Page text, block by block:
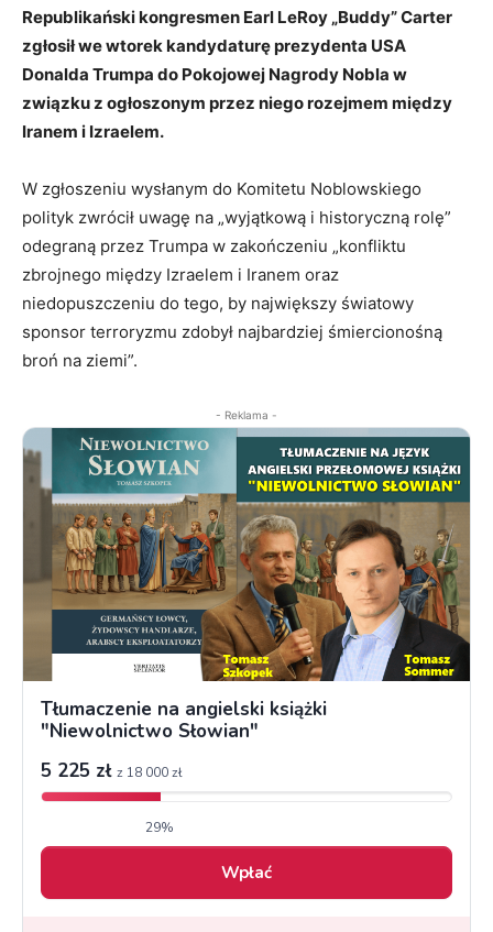
Republikański kongresmen Earl LeRoy „Buddy” Carter
zgłosił we wtorek kandydaturę prezydenta USA
Donalda Trumpa do Pokojowej Nagrody Nobla w
związku z ogłoszonym przez niego rozejmem między
Iranem i Izraelem.
W zgłoszeniu wysłanym do Komitetu Noblowskiego
polityk zwrócił uwagę na „wyjątkową i historyczną rolę”
odegraną przez Trumpa w zakończeniu „konfliktu
zbrojnego między Izraelem i Iranem oraz
niedopuszczeniu do tego, by największy światowy
sponsor terroryzmu zdobył najbardziej śmiercionośną
broń na ziemi”.
- Reklama -